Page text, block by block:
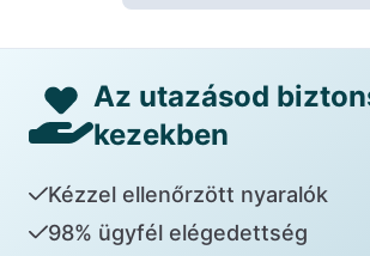
Az utazásod
kezekben
Kézzel ellenőrzött nyaralók
98% ügyfél elégedettség